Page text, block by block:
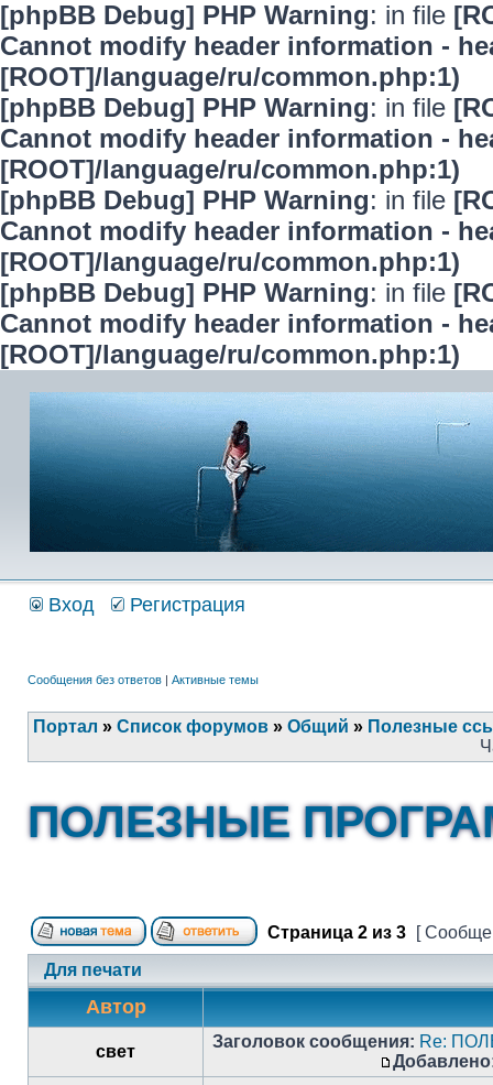
[phpBB Debug] PHP Warning: in file
Cannot modify header information -
[ROOT]/language/ru/common.php:1)
[phpBB Debug] PHP Warning: in file
Cannot modify header information -
[ROOT]/language/ru/common.php:1)
[phpBB Debug] PHP Warning: in file
Cannot modify header information -
[ROOT]/language/ru/common.php:1)
[phpBB Debug] PHP Warning: in file
Cannot modify header information -
[ROOT]/language/ru/common.php:1)
Вход Регистрация
Сообщения без ответов | Активные темы
Портал » Список форумов » Общий » Полезные
ПОЛЕЗНЫЕ
Страница 2 из 3
[
Для печати
Автор
свет
Заголовок сообщения: Re: